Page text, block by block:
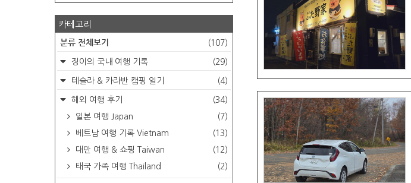
카테고리
분류 전체보기 (107)
징이의 국내 여행 기록 (29)
테슬라 & 카라반 캠핑 일기 (4)
해외 여행 후기
(34)
일본 여행 Japan
(7)
베트남 여행 기록 Vietnam
(13)
대만 여행 & 쇼핑 Taiwan
(12)
태국 가족 여행 Thailand
(2)